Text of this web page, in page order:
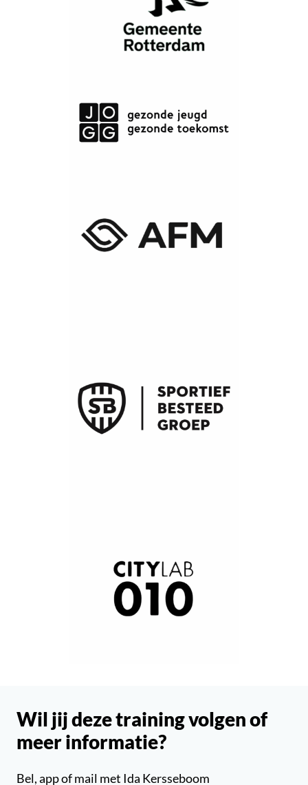
Wil jij deze training volgen of
meer informatie?
Bel, app of mail met Ida Kersseboom